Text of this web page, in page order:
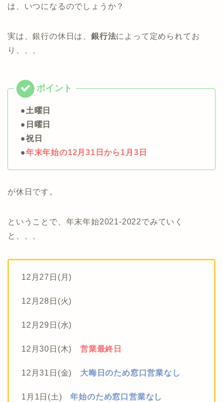
は、いつになるのでしょうか？
実は、銀行の休日は、 銀行法によって定められてお
り、、、
●土曜日
●日曜日
●祝日
●年末年始の12月31日から1月3日
が休日です。
ということで、年末年始2021-2022でみていく
と、、、
12月27日(月)
12月28日(火)
12月29日(水)
12月30日(木)営業最終日
12月31日(金) 大晦日のため窓口営業なし
1月1日(土)年始のため窓口営業なし